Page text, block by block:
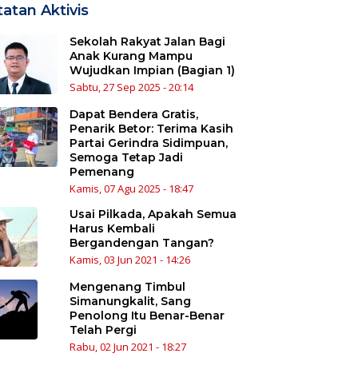
Aktivis
Sekolah Rakyat Jalan Bagi
Anak Kurang Mampu
Wujudkan Impian (Bagian 1)
Sabtu, 27 Sep 2025 - 20:14
Dapat Bendera Gratis,
Penarik Betor: Terima Kasih
Partai Gerindra Sidimpuan,
Semoga Tetap Jadi
Pemenang
Kamis, 07 Agu 2025 - 18:47
Usai Pilkada, Apakah Semua
Harus Kembali
Bergandengan Tangan?
Kamis, 03 Jun 2021 - 14:26
Mengenang Timbul
Simanungkalit, Sang
Penolong Itu Benar-Benar
Telah Pergi
Rabu, 02 Jun 2021 - 18:27